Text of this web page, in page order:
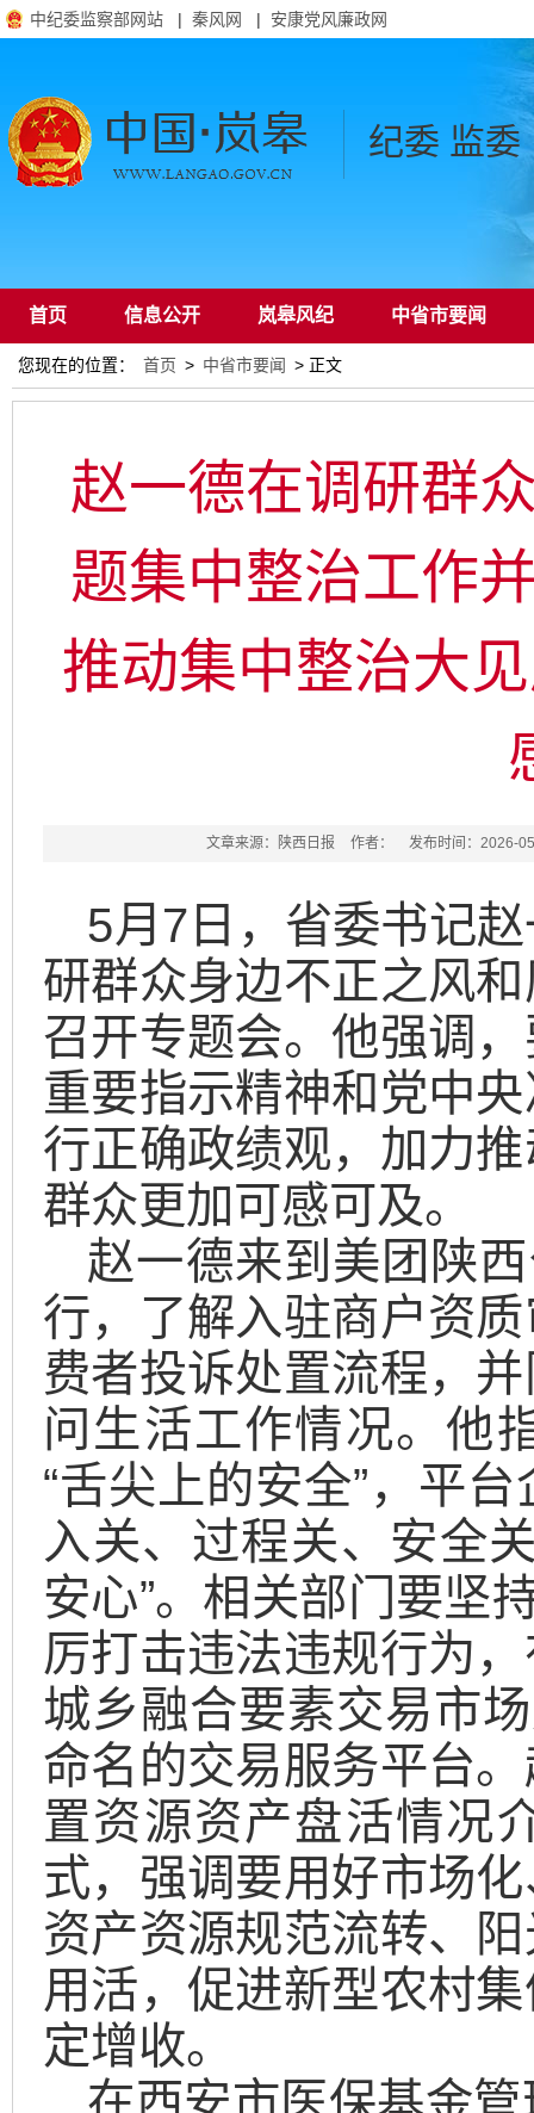
中纪委监察部网站 | 秦风网 | 安康党风廉政网
纪委 监委
首页 信息公开 岚皋风纪 中省市要闻
通知公告
您现在的位置： 首页 > 中省市要闻 > 正文
赵一德在调研群
题集中整治工作
推动集中整治大
文章来源：陕西日报 作者： 发布时间：2026-
5月7日，省委书记
研群众身边不正之风
召开专题会。他强调
重要指示精神和党中
行正确政绩观，加力
群众更加可感可及。
赵一德来到美团陕
行，了解入驻商户资
费者投诉处置流程，
问生活工作情况。他
“舌尖上的安全”，平
入关、过程关、安全
安心”。相关部门要坚
厉打击违法违规行为
城乡融合要素交易市
命名的交易服务平台
置资源资产盘活情况
式，强调要用好市场
资产资源规范流转、
用活，促进新型农村
定增收。